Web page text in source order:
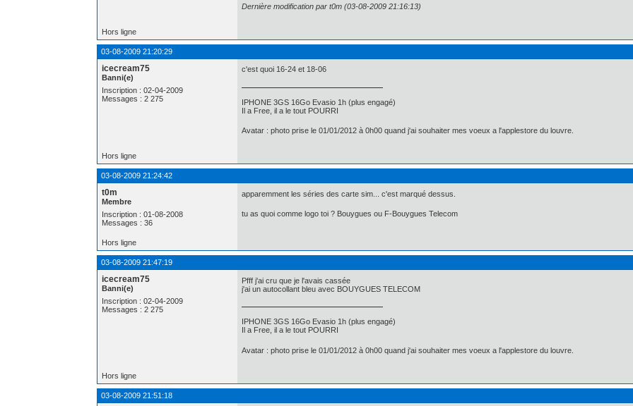
Dernière modification par t0m (03-08-2009 21:16:13)
Hors ligne
03-08-2009 21:20:29
icecream75
Banni(e)
Inscription : 02-04-2009
Messages : 2 275
c'est quoi 16-24 et 18-06
IPHONE 3GS 16Go Evasio 1h (plus engagé)
Il a Free, il a le tout POURRI
Avatar : photo prise le 01/01/2012 à 0h00 quand j'ai souhaiter mes voeux a l'applestore du louvre.
Hors ligne
03-08-2009 21:24:42
t0m
Membre
Inscription : 01-08-2008
Messages : 36
apparemment les séries des carte sim... c'est marqué dessus.
tu as quoi comme logo toi ? Bouygues ou F-Bouygues Telecom
Hors ligne
03-08-2009 21:47:19
icecream75
Banni(e)
Inscription : 02-04-2009
Messages : 2 275
Pfff j'ai cru que je l'avais cassée
j'ai un autocollant bleu avec BOUYGUES TELECOM
IPHONE 3GS 16Go Evasio 1h (plus engagé)
Il a Free, il a le tout POURRI
Avatar : photo prise le 01/01/2012 à 0h00 quand j'ai souhaiter mes voeux a l'applestore du louvre.
Hors ligne
03-08-2009 21:51:18